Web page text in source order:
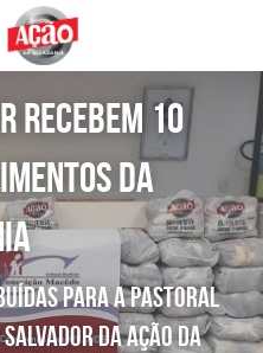
recebem 10
da
para a Pastoral
da Ação da